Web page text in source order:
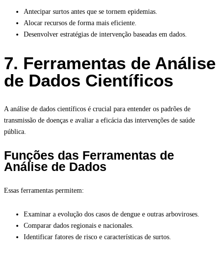
Antecipar surtos antes que se tornem epidemias.
Alocar recursos de forma mais eficiente.
Desenvolver estratégias de intervenção baseadas em dados.
7. Ferramentas de Análise
de Dados Científicos
A análise de dados científicos é crucial para entender os padrões de
transmissão de doenças e avaliar a eficácia das intervenções de saúde
pública.
Funções das Ferramentas de
Análise de Dados
Essas ferramentas permitem:
Examinar a evolução dos casos de dengue e outras arboviroses.
Comparar dados regionais e nacionales.
Identificar fatores de risco e características de surtos.